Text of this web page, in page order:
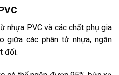
nhựa PVC và các chất phụ gia
giữa các phân tử nhựa, ngăn
đối.